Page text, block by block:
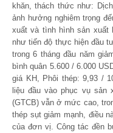
khăn, thách thức như:
ảnh hưởng nghiêm trọng
xuất và tình hình sản xuất
như tiến độ thực hiện đầu
trong 6 tháng đầu năm
bình quân 5.600 / 6.000
giá KH, Phôi thép: 9,93 /
liệu đầu vào phục vụ sản
(GTCB) vẫn ở mức cao,
thép sụt giảm mạnh, điều
của đơn vị. Công tác đền